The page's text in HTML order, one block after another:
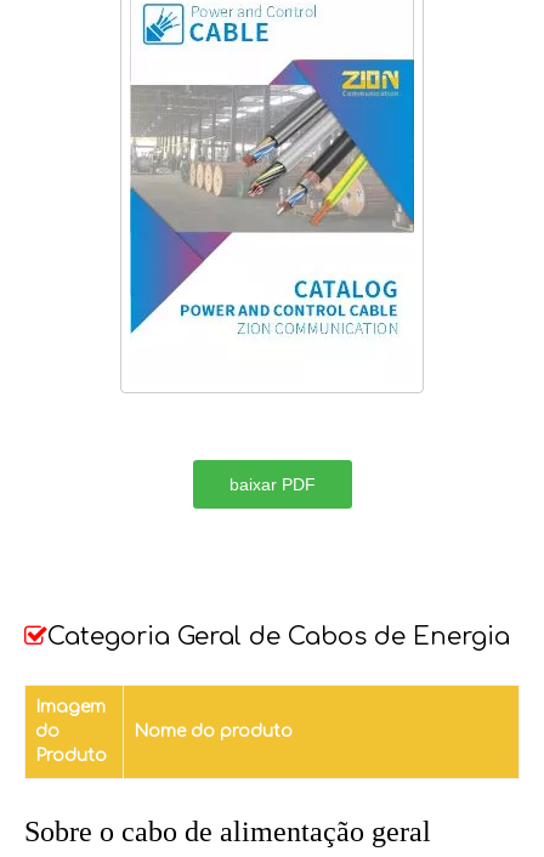
baixar PDF
Categoria Geral de Cabos de Energia
Imagem
do
Produto
Nome do produto
Sobre o cabo de alimentação geral